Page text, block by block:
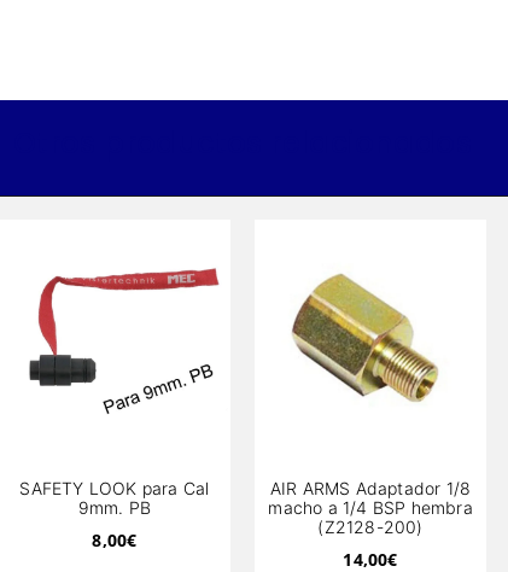
SAFETY LOOK para Cal
9mm. PB
8,00€
AIR ARMS Adaptador 1/8
macho a 1/4 BSP hembra
(Z2128-200)
14,00€